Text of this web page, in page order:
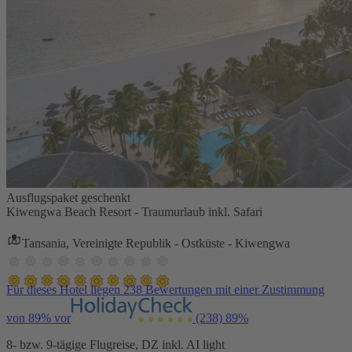
Ausflugspaket geschenkt
Kiwengwa Beach Resort - Traumurlaub inkl. Safari
Tansania, Vereinigte Republik - Ostküste - Kiwengwa
Für dieses Hotel liegen 238 Bewertungen mit einer Zustimmung
von 89% vor (238) 89%
8- bzw. 9-tägige Flugreise, DZ inkl. AI light